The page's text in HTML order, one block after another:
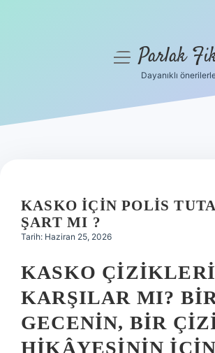
Hakkımızda
menüyüParlak
Dayanıklı
KASKO IÇIN POLIS
ŞART MI ?
Tarih: Haziran 25, 2026
KASKO ÇIZIKLERI
KARŞILAR MI?
GECENIN, BIR
HIKÂYESININ